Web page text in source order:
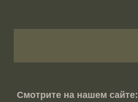
Смотрите на нашем сайте: